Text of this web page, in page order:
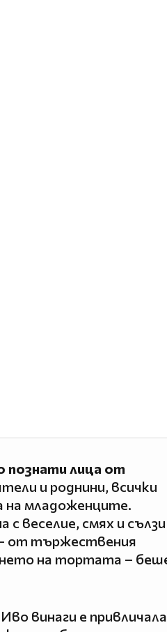
познати лица от
и роднини, всички
на младоженците.
веселие, смях и
от тържествения
на тортата –
винаги е привличала